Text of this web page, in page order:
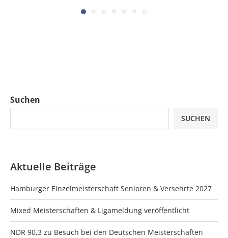
Suchen
SUCHEN
Aktuelle Beiträge
Hamburger Einzelmeisterschaft Senioren & Versehrte 2027
Mixed Meisterschaften & Ligameldung veröffentlicht
NDR 90,3 zu Besuch bei den Deutschen Meisterschaften